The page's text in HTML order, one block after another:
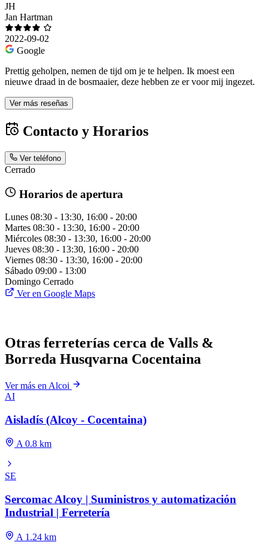
JH
Jan Hartman
2022-09-02
Google
Prettig geholpen, nemen de tijd om je te helpen. Ik moest een
nieuwe draad in de bosmaaier, deze hebben ze er voor mij ingezet.
Ver más reseñas
Contacto y Horarios
Ver teléfono
Cerrado
Horarios de apertura
Lunes 08:30 - 13:30, 16:00 - 20:00
Martes 08:30 - 13:30, 16:00 - 20:00
Miércoles 08:30 - 13:30, 16:00 - 20:00
Jueves 08:30 - 13:30, 16:00 - 20:00
Viernes 08:30 - 13:30, 16:00 - 20:00
Sábado 09:00 - 13:00
Domingo Cerrado
Ver en Google Maps
Otras ferreterías cerca de Valls &
Borreda Husqvarna Cocentaina
Ver más en Alcoi
AI
Aisladís (Alcoy - Cocentaina)
A 0.8 km
SE
Sercomac Alcoy | Suministros y automatización
Industrial | Ferretería
A 1.24 km